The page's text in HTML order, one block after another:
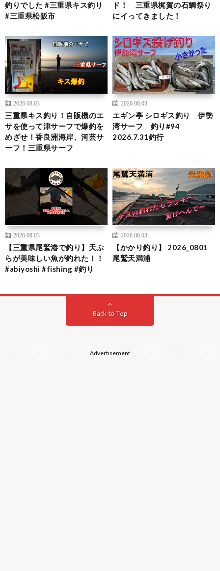
釣りでした #三重県キス釣り
#三重県松阪市
ド！ 三重県梶賀の石鯛祭り
にイってきました！
2026.08.03
三重県キス釣り！自販機のエ
サを使って津サーフで爆釣を
めざせ！香良洲海岸、河芸サ
ーフ！三重県サーフ
2026.08.03
エギン亭 シロギス釣り 伊勢
湾サーフ 釣り#94
2026.7.31釣行
2026.08.03
【三重県尾鷲港で釣り】天ぷ
らが美味しい魚が釣れた！！
#abiyoshi #fishing #釣り
2026.08.03
【かかり釣り】 2026_0801
尾鷲天満浦
Back to Top
Advertisement